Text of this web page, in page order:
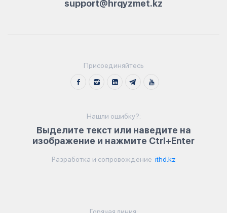
support@hrqyzmet.kz
Присоединяйтесь
Нашли ошибку?:
Выделите текст или наведите на
изображение и нажмите Ctrl+Enter
Разработка и сопровождение ithd.kz